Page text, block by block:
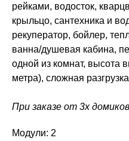
рейками, водосток,
крыльцо, сантехника и
рекуператор, бойлер,
ванна/душевая кабина,
одной из комнат, высота
метра), сложная
При заказе от 3х
Модули: 2